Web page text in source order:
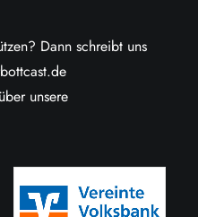
Dann schreibt uns
unsere